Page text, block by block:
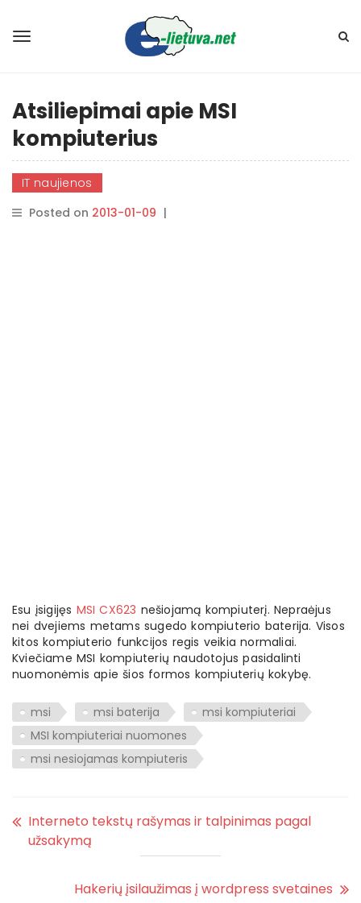
Atsiliepimai apie MSI
kompiuterius
IT naujienos
Posted on 2013-01-09 |
Esu įsigijęs MSI CX623 nešiojamą kompiuterį. Nepraėjus
nei dvejiems metams sugedo kompiuterio baterija. Visos
kitos kompiuterio funkcijos regis veikia normaliai.
Kviečiame MSI kompiuterių naudotojus pasidalinti
nuomonėmis apie šios formos kompiuterių kokybę.
msi msi baterija
msi kompiuteriai
MSI kompiuteriai nuomones
msi nesiojamas kompiuteris
Interneto tekstų rašymas ir talpinimas pagal
užsakymą
Hakerių įsilaužimas į wordpress svetaines